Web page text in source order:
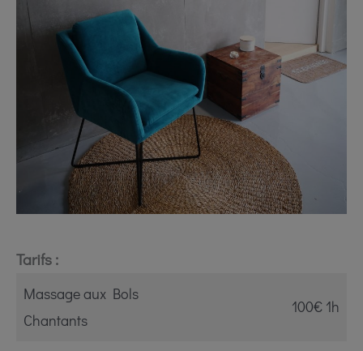
Tarifs :
Massage aux Bols
Chantants
100€ 1h